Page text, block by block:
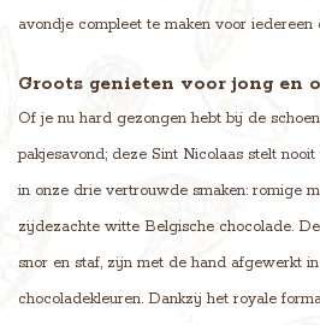
avondje compleet te maken voor
Groots genieten voor jong en
Of je nu hard gezongen hebt bij de
pakjesavond; deze Sint Nicolaas stelt nooit
in onze drie vertrouwde smaken: romige
zijdezachte witte Belgische chocolade.
snor en staf, zijn met de hand afgewerkt
chocoladekleuren. Dankzij het royale